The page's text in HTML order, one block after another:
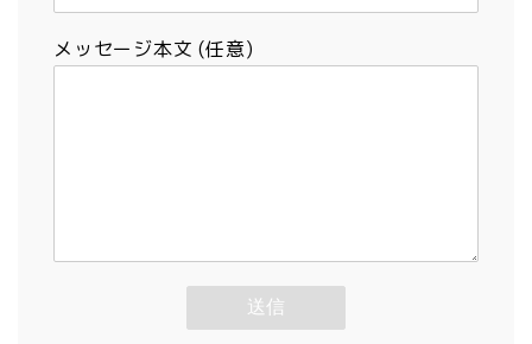
メッセージ本文 (任意)